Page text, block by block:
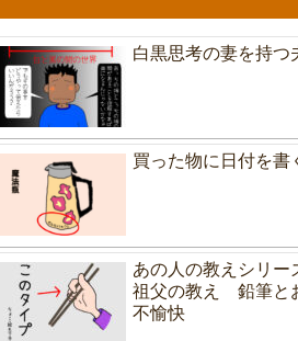
白黒思考の妻を持つ
買った物に日付を書
あの人の教えシリ
祖父の教え 鉛筆と
不愉快